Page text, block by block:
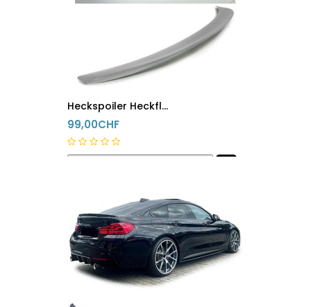
Heckspoiler Heckflügel BMW 4er F32 F82 Unlackiert
99,00CHF